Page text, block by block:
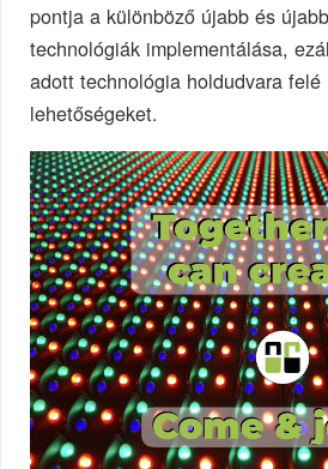
pontja a különböző újabb és
technológiák implementálása,
adott technológia holdudvara
lehetőségeket.